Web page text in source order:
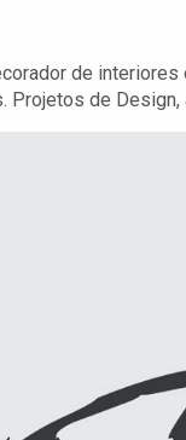
de
de